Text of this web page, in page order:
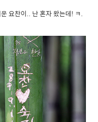
요찬이.. 난 혼자 왔는데! ㅋ.